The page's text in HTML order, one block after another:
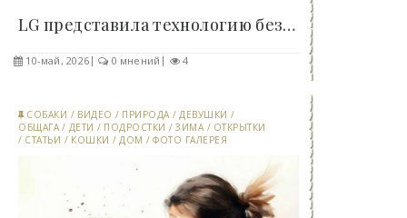
LG представила технологию безрамочных экранов..
10-май, 2026 0 мнений 4
СОБАКИ / ВИДЕО / ПРИРОДА / ДЕВУШКИ /
ОБЩАГА / ДЕТИ / ПОДРОСТКИ /ЗИМА / ОТКРЫТКИ
/ СТАТЬИ / КОШКИ / ДОМ /ФОТО ГАЛЕРЕЯ